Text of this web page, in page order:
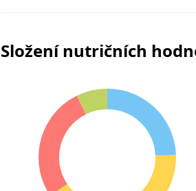
Složení nutričních